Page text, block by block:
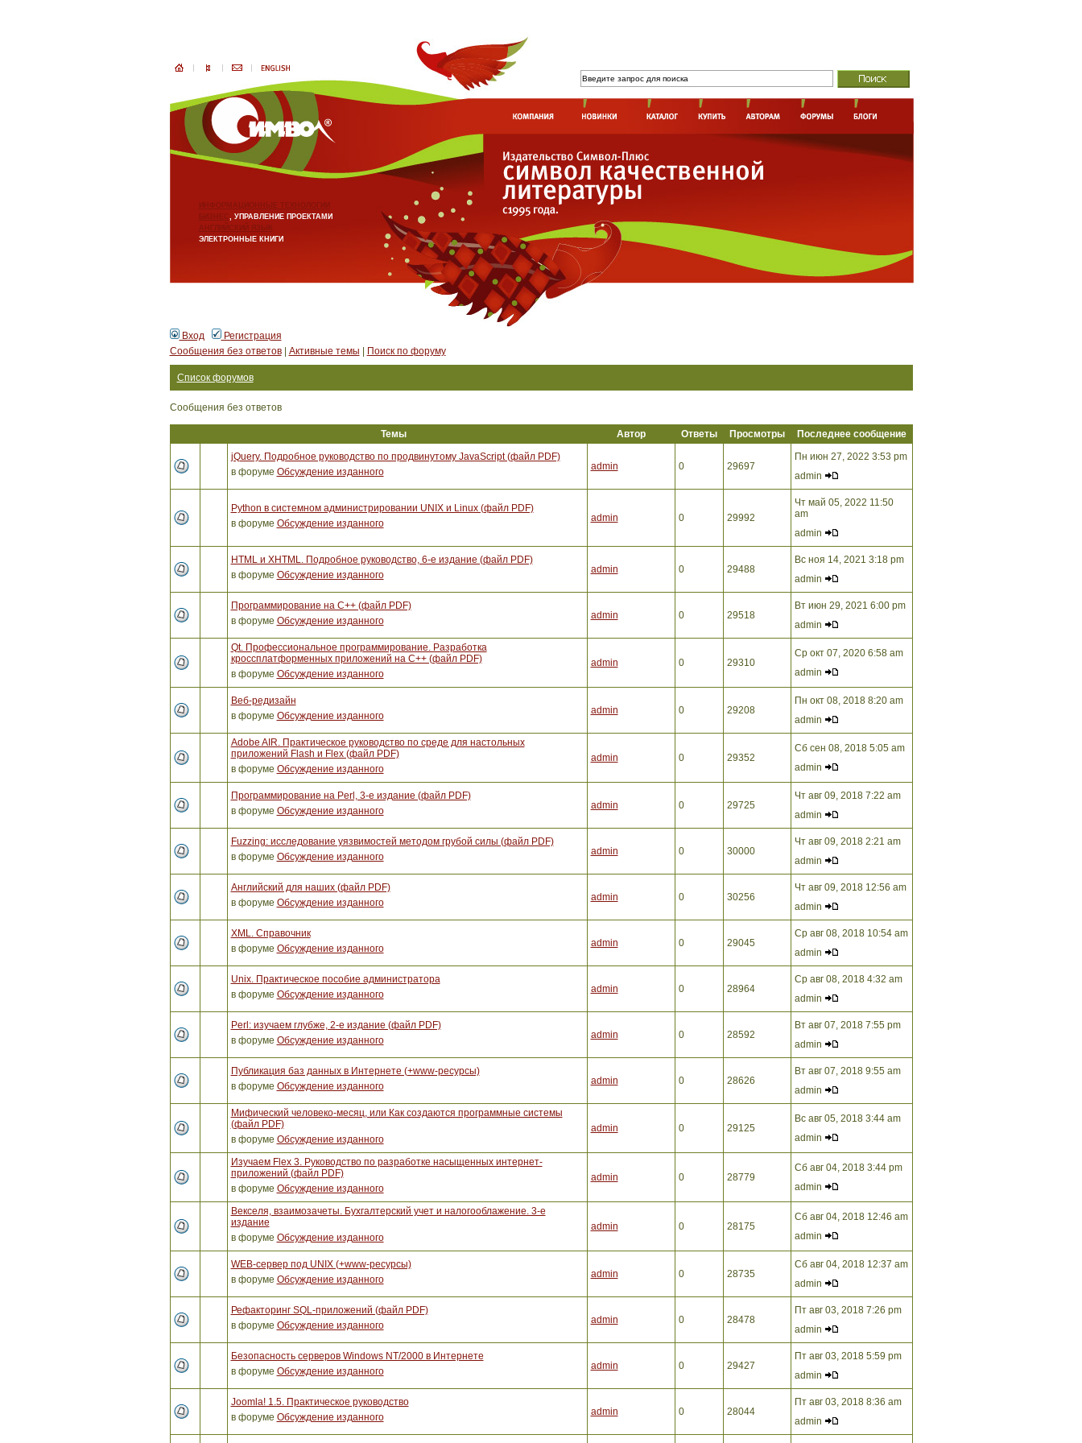
ИНФОРМАЦИОННЫЕ ТЕХНОЛОГИИ
БИЗНЕС, УПРАВЛЕНИЕ ПРОЕКТАМИ
АНГЛИЙСКИЙ ЯЗЫК
ЭЛЕКТРОННЫЕ КНИГИ
Вход
Регистрация
Сообщения без ответов| Активные темы Поиск по форуму
Список форумов
Сообщения без ответов
Темы Автор Ответы Просмотры
Последнее сообщение
jQuery. Подробное руководство по продвинутому JavaScript (файл PDF)
в форуме Обсуждение изданного admin 0 29697
Пн июн 27, 2022 3:53 pm
admin
Python в системном администрировании UNIX и Linux (файл PDF)
в форуме Обсуждение изданного admin 0 29992
Чт май 05, 2022 11:50
am
admin
HTML и XHTML. Подробное руководство, 6-е издание (файл PDF)
в форуме Обсуждение изданного admin 0 29488
Вс ноя 14, 2021 3:18 pm
admin
Программирование на C++ (файл PDF)
в форуме Обсуждение изданного admin 0 29518
Вт июн 29, 2021 6:00 pm
admin
Qt. Профессиональное программирование. Разработка
кроссплатформенных приложений на С++ (файл PDF)
в форуме Обсуждение изданного
admin 0 29310
Ср окт 07, 2020 6:58 am
admin
Веб-редизайн
в форуме Обсуждение изданного admin 0 29208
Пн окт 08, 2018 8:20 am
admin
Adobe AIR. Практическое руководство по среде для настольных
приложений Flash и Flex (файл PDF)
в форуме Обсуждение изданного
admin 0 29352
Сб сен 08, 2018 5:05 am
admin
Программирование на Perl, 3-е издание (файл PDF)
в форуме Обсуждение изданного admin 0 29725
Чт авг 09, 2018 7:22 am
admin
Fuzzing: исследование уязвимостей методом грубой силы (файл PDF)
в форуме Обсуждение изданного admin 0 30000
Чт авг 09, 2018 2:21 am
admin
Английский для наших (файл PDF)
в форуме Обсуждение изданного admin 0 30256
Чт авг 09, 2018 12:56 am
admin
XML. Справочник
в форуме Обсуждение изданного admin 0 29045
Ср авг 08, 2018 10:54 am
admin
Unix. Практическое пособие администратора
в форуме Обсуждение изданного admin 0 28964
Ср авг 08, 2018 4:32 am
admin
Perl: изучаем глубже, 2-е издание (файл PDF)
в форуме Обсуждение изданного admin 0 28592
Вт авг 07, 2018 7:55 pm
admin
Публикация баз данных в Интернете (+www-ресурсы)
в форуме Обсуждение изданного admin 0 28626
Вт авг 07, 2018 9:55 am
admin
Мифический человеко-месяц, или Как создаются программные системы
(файл PDF)
в форуме Обсуждение изданного
admin 0 29125
Вс авг 05, 2018 3:44 am
admin
Изучаем Flex 3. Руководство по разработке насыщенных интернет-
приложений (файл PDF)
в форуме Обсуждение изданного
admin 0 28779
Сб авг 04, 2018 3:44 pm
admin
Векселя, взаимозачеты. Бухгалтерский учет и налогооблажение. 3-е
издание
в форуме Обсуждение изданного
admin 0 28175
Сб авг 04, 2018 12:46 am
admin
WEB-сервер под UNIX (+www-ресурсы)
в форуме Обсуждение изданного admin 0 28735
Сб авг 04, 2018 12:37 am
admin
Рефакторинг SQL-приложений (файл PDF)
в форуме Обсуждение изданного admin 0 28478
Пт авг 03, 2018 7:26 pm
admin
Безопасность серверов Windows NT/2000 в Интернете
в форуме Обсуждение изданного admin 0 29427
Пт авг 03, 2018 5:59 pm
admin
Joomla! 1.5. Практическое руководство
в форуме Обсуждение изданного admin 0 28044
Пт авг 03, 2018 8:36 am
admin